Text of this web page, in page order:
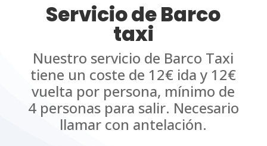
Servicio de Barco
taxi
Nuestro servicio de Barco Taxi
tiene un coste de 12€ ida y 12€
vuelta por persona, mínimo de
4 personas para salir. Necesario
llamar con antelación.